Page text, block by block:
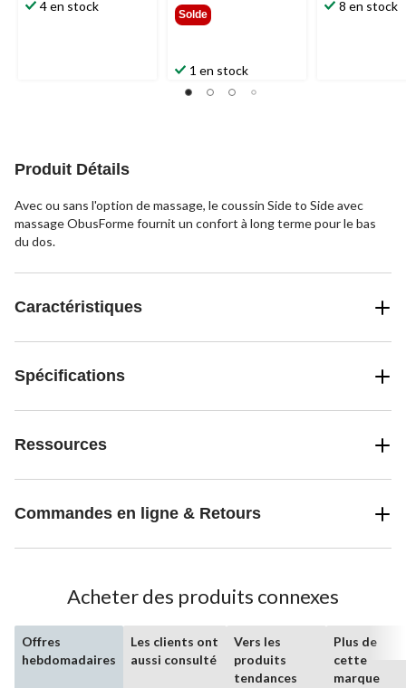
4 en stock
Solde
1 en stock
8 en stock
Produit Détails
Avec ou sans l'option de massage, le coussin Side to Side avec
massage ObusForme fournit un confort à long terme pour le bas
du dos.
Caractéristiques
Spécifications
Ressources
Commandes en ligne & Retours
Acheter des produits connexes
Offres
hebdomadaires
Les clients ont
aussi consulté
Vers les
produits
tendances
Plus de
cette
marque